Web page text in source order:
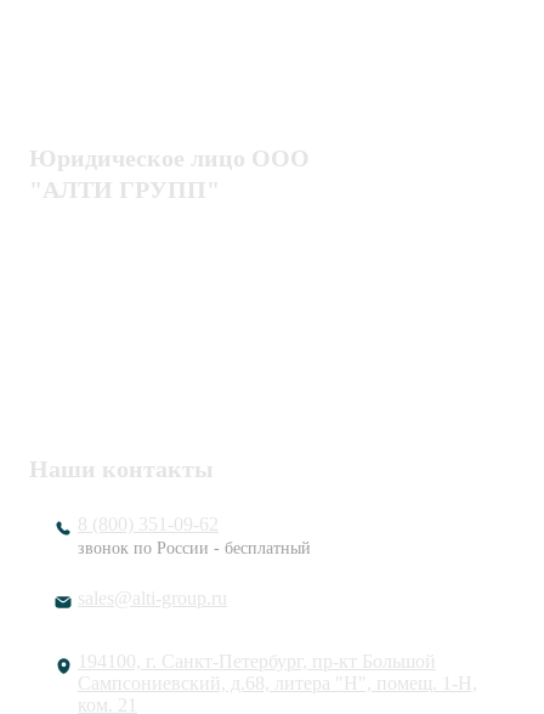
Юридическое лицо ООО
"АЛТИ ГРУПП"
Наши контакты
8 (800) 351-09-62
звонок по России - бесплатный
sales@alti-group.ru
194100, г. Санкт-Петербург, пр-кт Большой
Сампсониевский, д.68, литера "Н", помещ. 1-Н,
ком. 21